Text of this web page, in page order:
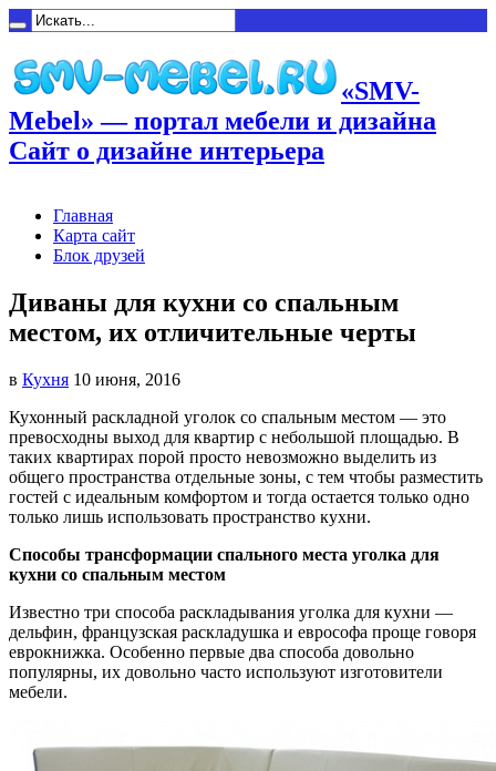
«SMV-
Mebel» — портал мебели и дизайна
Сайт о дизайне интерьера
Главная
Карта сайт
Блок друзей
Диваны для кухни со спальным
местом, их отличительные черты
в Кухня 10 июня, 2016
Кухонный раскладной уголок со спальным местом — это
превосходны выход для квартир с небольшой площадью. В
таких квартирах порой просто невозможно выделить из
общего пространства отдельные зоны, с тем чтобы разместить
гостей с идеальным комфортом и тогда остается только одно
только лишь использовать пространство кухни.
Способы трансформации спального места уголка для
кухни со спальным местом
Известно три способа раскладывания уголка для кухни —
дельфин, французская раскладушка и еврософа проще говоря
еврокнижка. Особенно первые два способа довольно
популярны, их довольно часто используют изготовители
мебели.